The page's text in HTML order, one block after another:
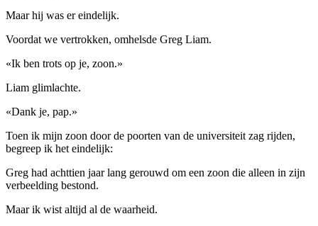
Maar hij was er eindelijk.
Voordat we vertrokken, omhelsde Greg Liam.
«Ik ben trots op je, zoon.»
Liam glimlachte.
«Dank je, pap.»
Toen ik mijn zoon door de poorten van de universiteit zag rijden,
begreep ik het eindelijk:
Greg had achttien jaar lang gerouwd om een ​​zoon die alleen in zijn
verbeelding bestond.
Maar ik wist altijd al de waarheid.